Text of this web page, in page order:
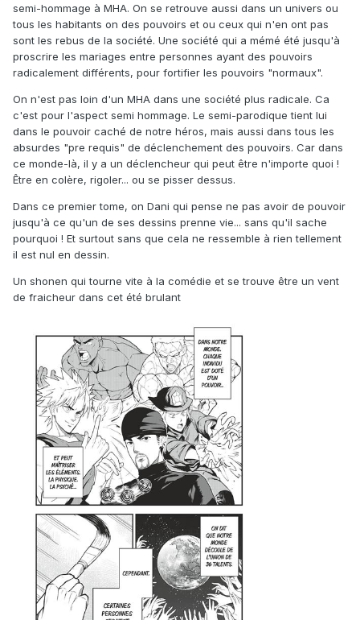
semi-hommage à MHA. On se retrouve aussi dans un univers ou
tous les habitants on des pouvoirs et ou ceux qui n'en ont pas
sont les rebus de la société. Une société qui a mémé été jusqu'à
proscrire les mariages entre personnes ayant des pouvoirs
radicalement différents, pour fortifier les pouvoirs "normaux".
On n'est pas loin d'un MHA dans une société plus radicale. Ca
c'est pour l'aspect semi hommage. Le semi-parodique tient lui
dans le pouvoir caché de notre héros, mais aussi dans tous les
absurdes "pre requis" de déclenchement des pouvoirs. Car dans
ce monde-là, il y a un déclencheur qui peut être n'importe quoi !
Être en colère, rigoler... ou se pisser dessus.
Dans ce premier tome, on Dani qui pense ne pas avoir de pouvoir
jusqu'à ce qu'un de ses dessins prenne vie... sans qu'il sache
pourquoi ! Et surtout sans que cela ne ressemble à rien tellement
il est nul en dessin.
Un shonen qui tourne vite à la comédie et se trouve être un vent
de fraicheur dans cet été brulant